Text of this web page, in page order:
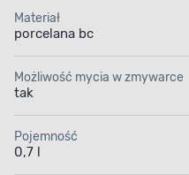
Materiał
porcelana bc
Możliwość mycia w zmywarce
tak
Pojemność
0,7 l